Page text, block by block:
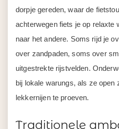
dorpje gereden, waar de
achterwegen fiets je op relaxte
naar het andere. Soms rijd je
over zandpaden, soms over
uitgestrekte rijstvelden.
bij lokale warungs, als ze open
lekkernijen te proeven.
Traditionele